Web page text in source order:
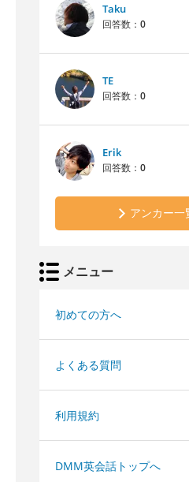
Taku
回答数： 0
TE
回答数： 0
Erik
回答数： 0
アンカー一
メニュー
初めての方へ
よくある質問
利用規約
DMM英会話トップへ